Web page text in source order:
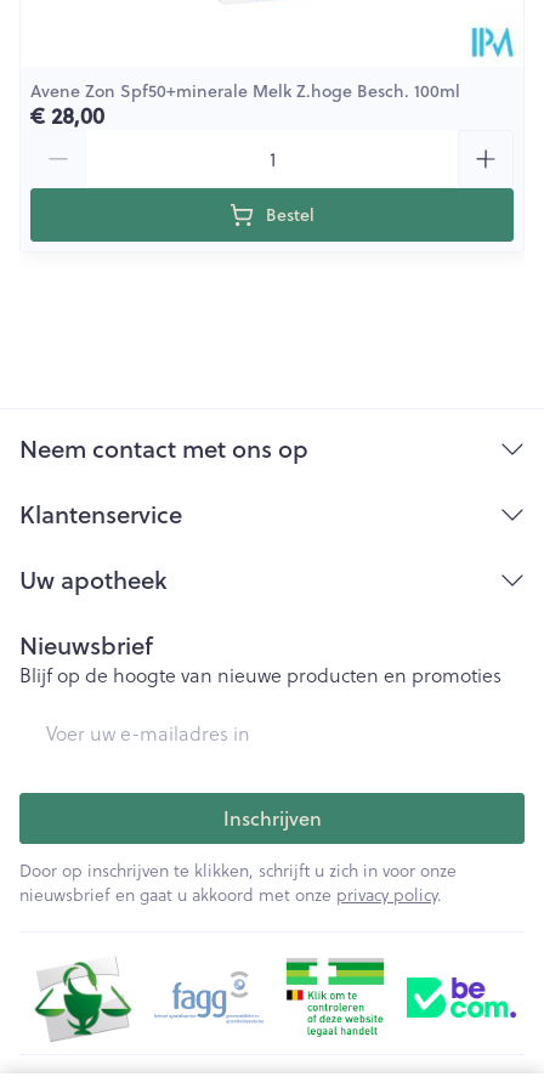
Avene Zon Spf50+minerale Melk Z.hoge Besch. 100ml
€ 28,00
Bestel
Neem contact met ons op
Klantenservice
Uw apotheek
Nieuwsbrief
Blijf op de hoogte van nieuwe producten en promoties
Inschrijven
Door op inschrijven te klikken, schrijft u zich in voor onze
nieuwsbrief en gaat u akkoord met onze privacy policy.
Juridische links